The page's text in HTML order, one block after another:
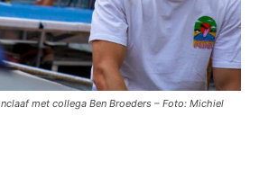
met collega Ben Broeders – Foto: Michiel